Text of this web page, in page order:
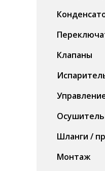
Клапаны
Осушитель
Шланги /
Монтаж